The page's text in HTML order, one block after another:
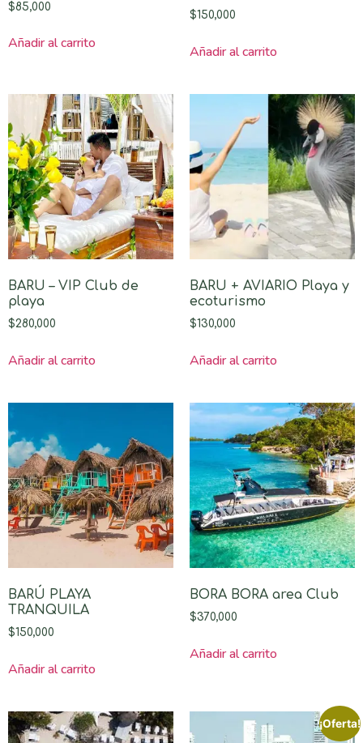
$85,000
Añadir al carrito
$150,000
Añadir al carrito
BARU – VIP Club de
playa
$280,000
Añadir al carrito
BARU + AVIARIO Playa y
ecoturismo
$130,000
Añadir al carrito
BARÚ PLAYA
TRANQUILA
$150,000
Añadir al carrito
BORA BORA area Club
$370,000
Añadir al carrito
¡Oferta!